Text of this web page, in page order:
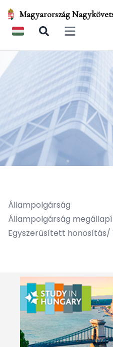
Magyarország
Open main
Állampolgárság
Állampolgárság
Egyszerűsített honosítás/